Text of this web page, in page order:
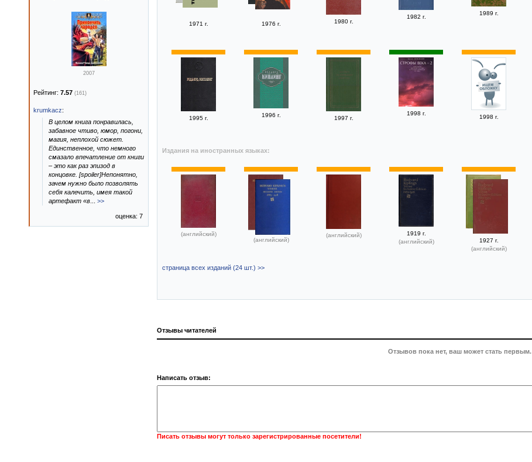
1971 г. 1976 г. 1980 г.
1982 г.
1989 г.
1995 г. 1996 г. 1997 г.
1998 г.
1998 г.
Издания на иностранных языках:
(английский)
(английский)
(английский)
1919 г.
(английский)
1927 г.
(английский)
страница всех изданий (24 шт.) >>
Отзывы читателей
Отзывов пока нет, ваш может стать первым.
Написать отзыв:
Писать отзывы могут только зарегистрированные посетители!
2007
Рейтинг: 7.57 (161)
krumkacz:
В целом книга понравилась,
забавное чтиво, юмор, погони,
магия, неплохой сюжет.
Единственное, что немного
смазало впечатление от книги
– это как раз эпизод в
концовке. [spoiler]Непонятно,
зачем нужно было позволять
себя калечить, имея такой
артефакт «в
>>
оценка: 7